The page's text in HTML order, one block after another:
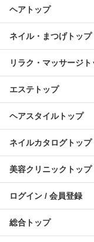
ヘアトップ
ネイル・まつげトップ
リラク・マッサージト
エステトップ
ヘアスタイルトップ
ネイルカタログトップ
美容クリニックトップ
ログイン / 会員登録
総合トップ